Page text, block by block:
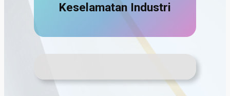
Keselamatan Industri